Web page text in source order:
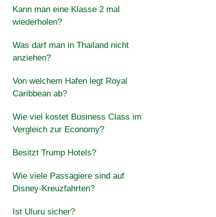
Kann man eine Klasse 2 mal
wiederholen?
Was darf man in Thailand nicht
anziehen?
Von welchem ​​Hafen legt Royal
Caribbean ab?
Wie viel kostet Business Class im
Vergleich zur Economy?
Besitzt Trump Hotels?
Wie viele Passagiere sind auf
Disney-Kreuzfahrten?
Ist Uluru sicher?